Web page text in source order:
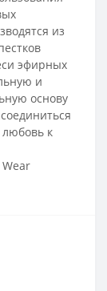
из
эфирных
и
основу
любовь к